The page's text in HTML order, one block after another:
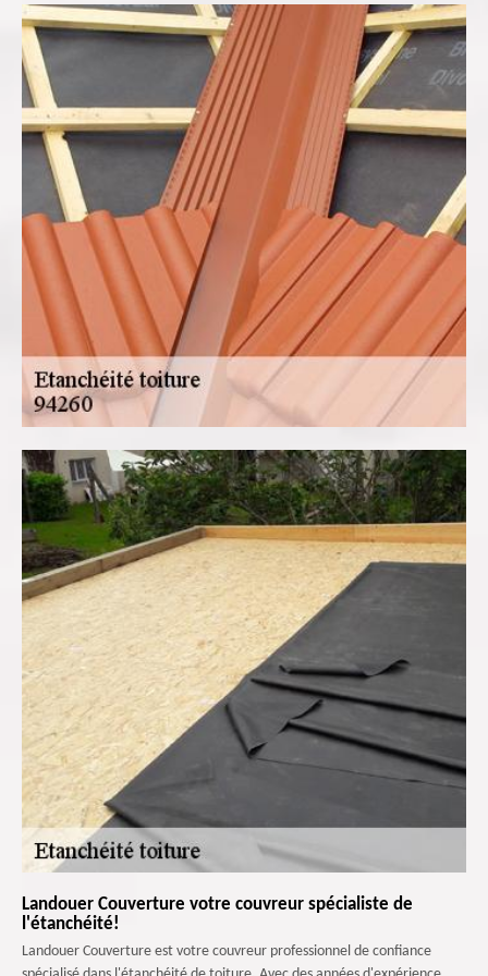
Landouer Couverture votre couvreur spécialiste de
l'étanchéité!
Landouer Couverture est votre couvreur professionnel de confiance